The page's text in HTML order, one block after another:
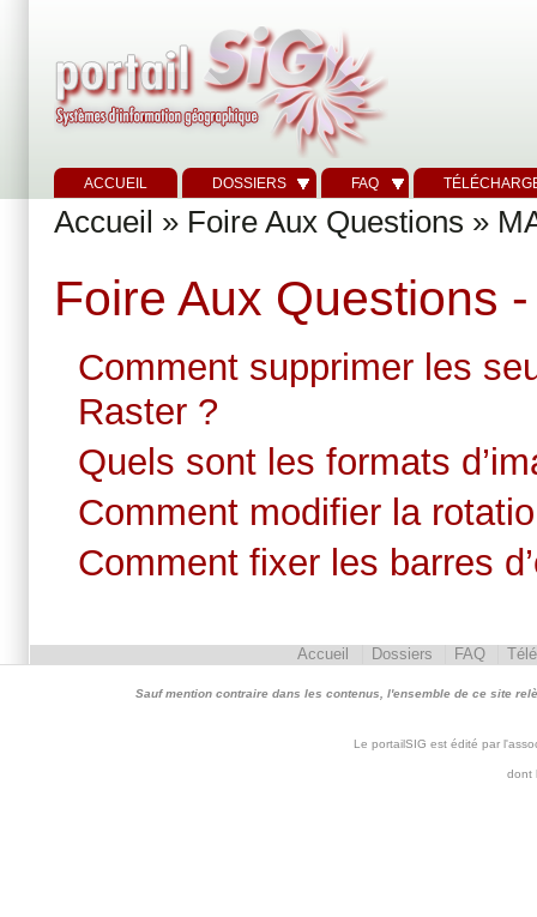
ACCUEIL DOSSIERS FAQ
Accueil » Foire Aux Questions »
Foire Aux Questions
Comment supprimer les
Raster ?
Quels sont les formats
Comment modifier la
Comment fixer les barres
Accueil Dossiers FAQ
Sauf mention contraire dans les contenus, l'ensemble de ce site
Le portailSIG est édité par
dont